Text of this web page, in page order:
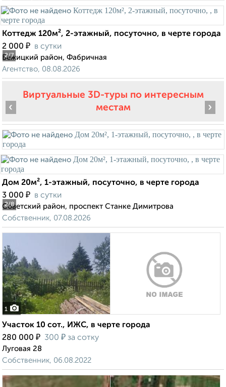
2/7
Коттедж 120м², 2-этажный, посуточно, в черте города
2 000 ₽ в сутки
Бежицкий район, Фабричная
Агентство, 08.08.2026
Виртуальные 3D-туры по интересным
местам
2/8
‹ ›
Дом 20м², 1-этажный, посуточно, в черте города
3 000 ₽ в сутки
Советский район, проспект Станке Димитрова
Собственник, 07.08.2026
1
Участок 10 сот., ИЖС, в черте города
280 000 ₽ 300 ₽ за сотку
Луговая 28
Собственник, 06.08.2022